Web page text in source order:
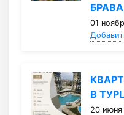
01
В
20 июня